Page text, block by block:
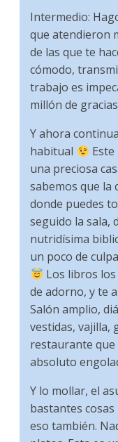
Intermedio:
que atendieron
de las que te
cómodo,
trabajo es
millón de
Y ahora
habitual
una preciosa
sabemos que la
donde puedes
seguido la sala,
nutridísima
un poco de
Los libros
de adorno, y te
Salón amplio,
vestidas, vajilla,
restaurante que
absoluto
Y lo mollar, el
bastantes
eso también.